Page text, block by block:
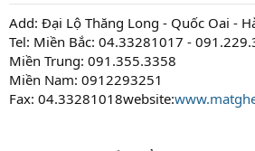
Add: Đại Lộ Thăng Long - Quốc Oai -
Tel: Miền Bắc: 04.33281017 -
Miền Trung: 091.355.3358
Miền Nam: 0912293251
Fax: 04.33281018website: